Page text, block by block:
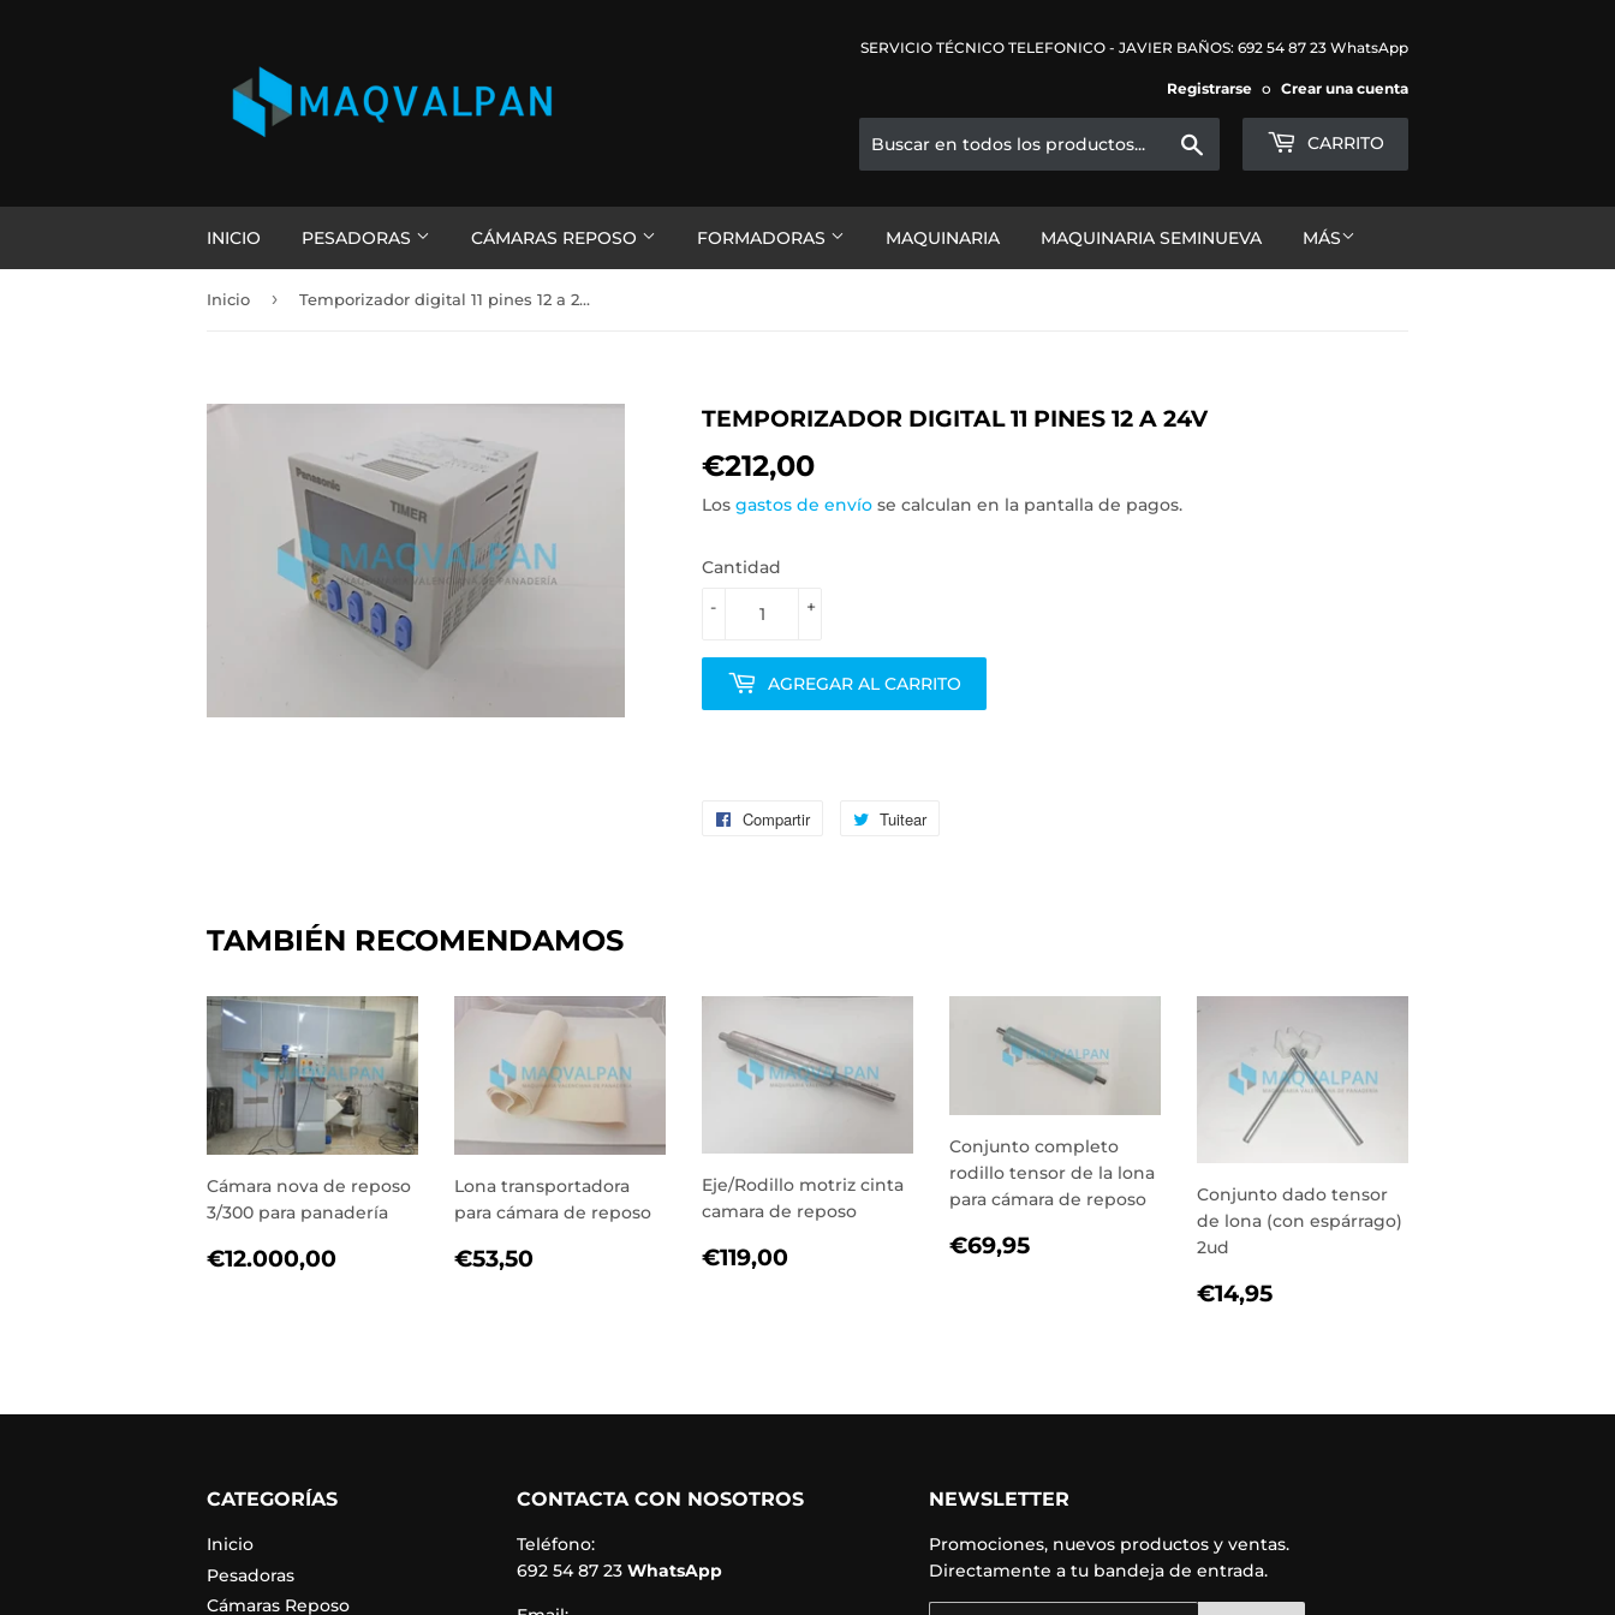
SERVICIO TÉCNICO TELEFONICO - JAVIER BAÑOS: 692 54 87 23 WhatsApp
Registrarse o Crear una cuenta
CARRITO
INICIO PESADORAS CÁMARAS REPOSO FORMADORAS MAQUINARIA MAQUINARIA SEMINUEVA MÁS
Inicio › Temporizador digital 11 pines 12 a 24V
TEMPORIZADOR DIGITAL 11 PINES 12 A 24V
€212,00
Los gastos de envío se calculan en la pantalla de pagos.
Cantidad
+
-
AGREGAR AL CARRITO
Compartir
CompartirTuitear
TAMBIÉN RECOMENDAMOS
Cámara nova de reposo
3/300 para panadería
PRECIO
€12.000,00 €12.000,00
Lona transportadora
para cámara de reposo
PRECIO
€53,50
Eje/Rodillo motriz cinta
camara de reposo
PRECIO
€119,00
Conjunto completo
rodillo tensor de la lona
para cámara de reposo
PRECIO
€69,95
Conjunto dado tensor
de lona (con espárrago)
2ud
PRECIO
€14,95
CATEGORÍAS
Inicio
Pesadoras
Cámaras Reposo
CONTACTA CON NOSOTROS
Teléfono:
692 54 87 23WhatsApp
NEWSLETTER
Promociones, nuevos productos y ventas.
Directamente a tu bandeja de entrada.